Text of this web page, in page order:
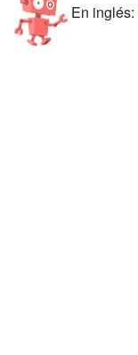
En inglés: